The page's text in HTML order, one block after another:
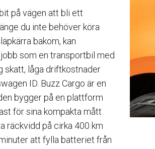
på vägen att bli ett
du inte behöver köra
bakom, kan
som en transportbil med
skatt, låga driftkostnader
ID. Buzz Cargo är en
bygger på en plattform
för sina kompakta mått
räckvidd på cirka 400 km
att fylla batteriet från